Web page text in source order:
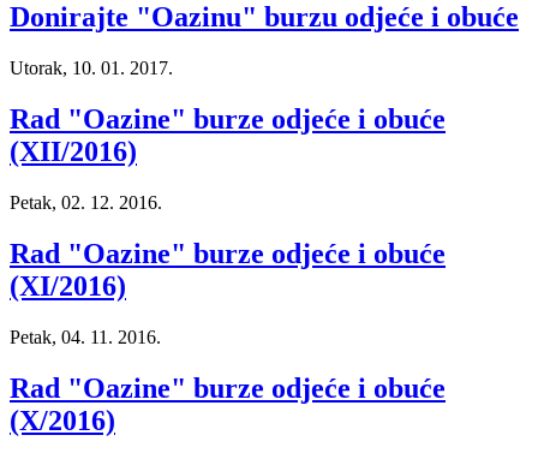
Donirajte "Oazinu" burzu odjeće i obuće
Utorak, 10. 01. 2017.
Rad "Oazine" burze odjeće i obuće
(XII/2016)
Petak, 02. 12. 2016.
Rad "Oazine" burze odjeće i obuće
(XI/2016)
Petak, 04. 11. 2016.
Rad "Oazine" burze odjeće i obuće
(X/2016)